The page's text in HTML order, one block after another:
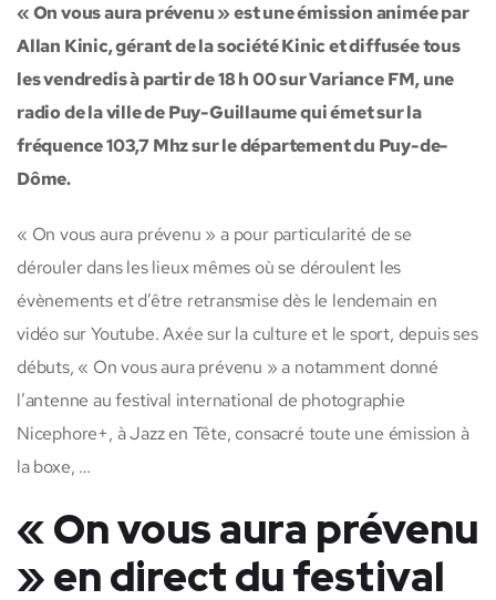
« On vous aura prévenu » est une émission animée par
Allan Kinic, gérant de la société Kinic et diffusée tous
les vendredis à partir de 18 h 00 sur Variance FM, une
radio de la ville de Puy-Guillaume qui émet sur la
fréquence 103,7 Mhz sur le département du Puy-de-
Dôme.
« On vous aura prévenu » a pour particularité de se
dérouler dans les lieux mêmes où se déroulent les
évènements et d’être retransmise dès le lendemain en
vidéo sur Youtube. Axée sur la culture et le sport, depuis ses
débuts, « On vous aura prévenu » a notamment donné
l’antenne au festival international de photographie
Nicephore+, à Jazz en Tête, consacré toute une émission à
la boxe, …
« On vous aura prévenu
» en direct du festival